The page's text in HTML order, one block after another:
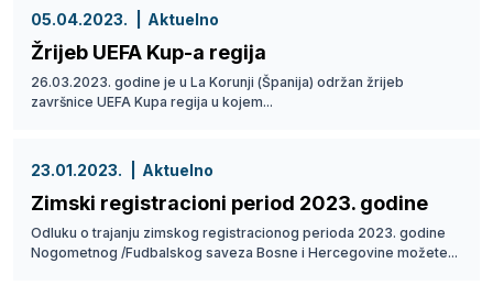
05.04.2023. Aktuelno
Žrijeb UEFA Kup-a regija
26.03.2023. godine je u La Korunji (Španija) održan žrijeb
završnice UEFA Kupa regija u kojem...
23.01.2023. Aktuelno
Zimski registracioni period 2023. godine
Odluku o trajanju zimskog registracionog perioda 2023. godine
Nogometnog /Fudbalskog saveza Bosne i Hercegovine možete...